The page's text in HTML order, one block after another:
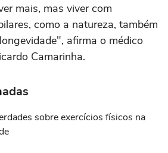
mais, mas viver com
como a natureza, também
afirma o médico
Camarinha.
sobre exercícios físicos na